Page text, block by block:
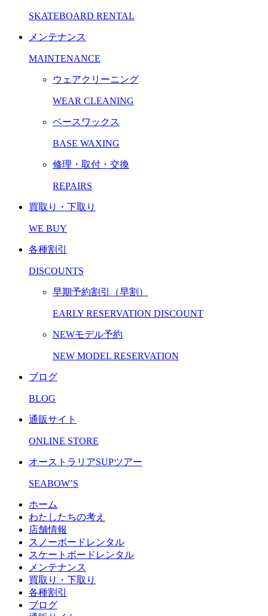
SKATEBOARD RENTAL
メンテナンス
MAINTENANCE
ウェアクリーニング
WEAR CLEANING
ベースワックス
BASE WAXING
修理・取付・交換
REPAIRS
買取り・下取り
WE BUY
各種割引
DISCOUNTS
早期予約割引（早割）
EARLY RESERVATION DISCOUNT
NEWモデル予約
NEW MODEL RESERVATION
ブログ
BLOG
通販サイト
ONLINE STORE
オーストラリアSUPツアー
SEABOW’S
ホーム
わたしたちの考え
店舗情報
スノーボードレンタル
スケートボードレンタル
メンテナンス
買取り・下取り
各種割引
ブログ